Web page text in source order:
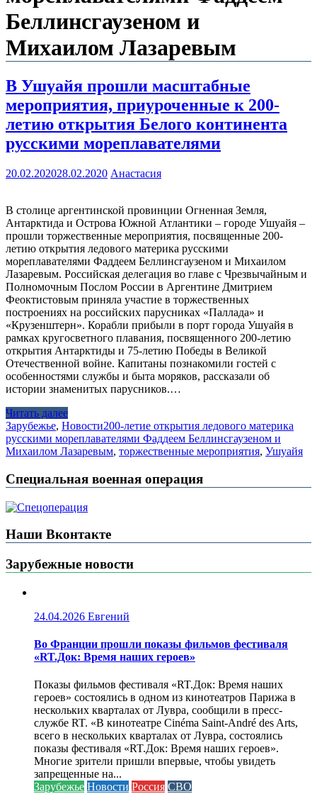
Беллинсгаузеном и
Михаилом Лазаревым
В Ушуайя прошли масштабные
мероприятия, приуроченные к 200-
летию открытия Белого континента
русскими мореплавателями
20.02.202028.02.2020 Анастасия
В столице аргентинской провинции Огненная Земля,
Антарктида и Острова Южной Атлантики – городе Ушуайя –
прошли торжественные мероприятия, посвященные 200-
летию открытия ледового материка русскими
мореплавателями Фаддеем Беллинсгаузеном и Михаилом
Лазаревым. Российская делегация во главе с Чрезвычайным и
Полномочным Послом России в Аргентине Дмитрием
Феоктистовым приняла участие в торжественных
построениях на российских парусниках «Паллада» и
«Крузенштерн». Корабли прибыли в порт города Ушуайя в
рамках кругосветного плавания, посвященного 200-летию
открытия Антарктиды и 75-летию Победы в Великой
Отечественной войне. Капитаны познакомили гостей с
особенностями службы и быта моряков, рассказали об
истории знаменитых парусников.…
Читать далее
Зарубежье, Новости200-летие открытия ледового материка
русскими мореплавателями Фаддеем Беллинсгаузеном и
Михаилом Лазаревым, торжественные мероприятия, Ушуайя
Специальная военная операция
Наши Вконтакте
Зарубежные новости
24.04.2026 Евгений
Во Франции прошли показы фильмов фестиваля
«RT.Док: Время наших героев»
Показы фильмов фестиваля «RT.Док: Время наших
героев» состоялись в одном из кинотеатров Парижа в
нескольких кварталах от Лувра, сообщили в пресс-
службе RT. «В кинотеатре Cinéma Saint-André des Arts,
всего в нескольких кварталах от Лувра, состоялись
показы фестиваля «RT.Док: Время наших героев».
Многие зрители пришли впервые, чтобы увидеть
запрещенные на...
Зарубежье Новости Россия СВО